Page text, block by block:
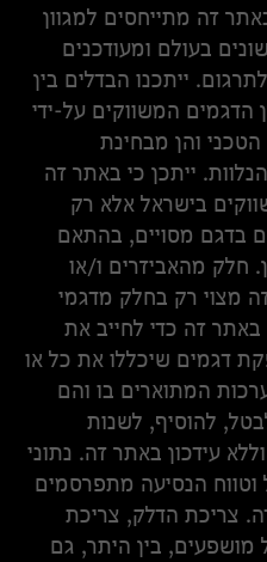
זה מתייחסים למגוון
בעולם ומעודכנים
ייתכנו הבדלים בין
הדגמים המשווקים על-ידי
והן מבחינת
ייתכן כי באתר זה
בישראל אלא רק
בדגם מסויים, בהתאם
חלק מהאביזרים ו/או
מצוי רק בחלק מדגמי
זה כדי לחייב את
דגמים שיכללו את כל או
המתוארים בו והם
להוסיף, לשנות
עידכון באתר זה. נתוני
הנסיעה מתפרסמים
צריכת הדלק, צריכת
מושפעים, בין היתר, גם